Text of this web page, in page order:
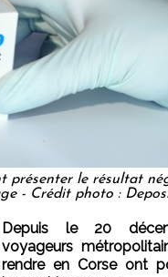
présenter le résultat
- Crédit photo :
Depuis le 20
voyageurs
rendre en Corse ont